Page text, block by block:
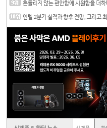
흔들리지 않는 편안함에 시원함을 더
인텔 2분기 실적과 향후 전망, 그리고